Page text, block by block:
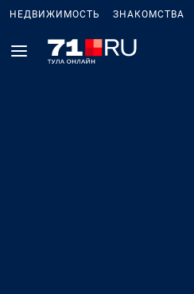
НЕДВИЖИМОСТЬ ЗНАКОМСТВА